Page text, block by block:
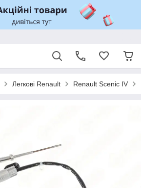
Легкові Renault Renault Scenic IV